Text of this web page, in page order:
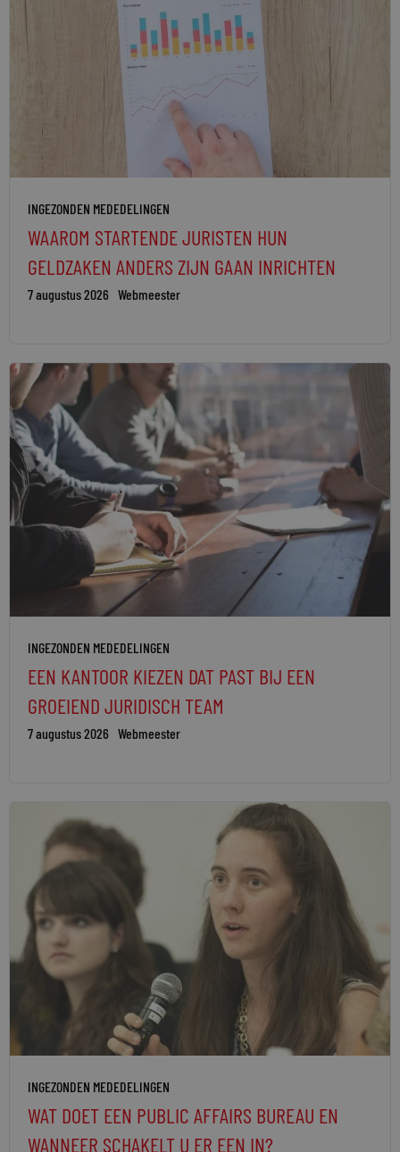
INGEZONDEN MEDEDELINGEN
WAAROM STARTENDE JURISTEN HUN
GELDZAKEN ANDERS ZIJN GAAN INRICHTEN
7 augustus 2026 Webmeester
INGEZONDEN MEDEDELINGEN
EEN KANTOOR KIEZEN DAT PAST BIJ EEN
GROEIEND JURIDISCH TEAM
7 augustus 2026 Webmeester
INGEZONDEN MEDEDELINGEN
WAT DOET EEN PUBLIC AFFAIRS BUREAU EN
WANNEER SCHAKELT U ER EEN IN?